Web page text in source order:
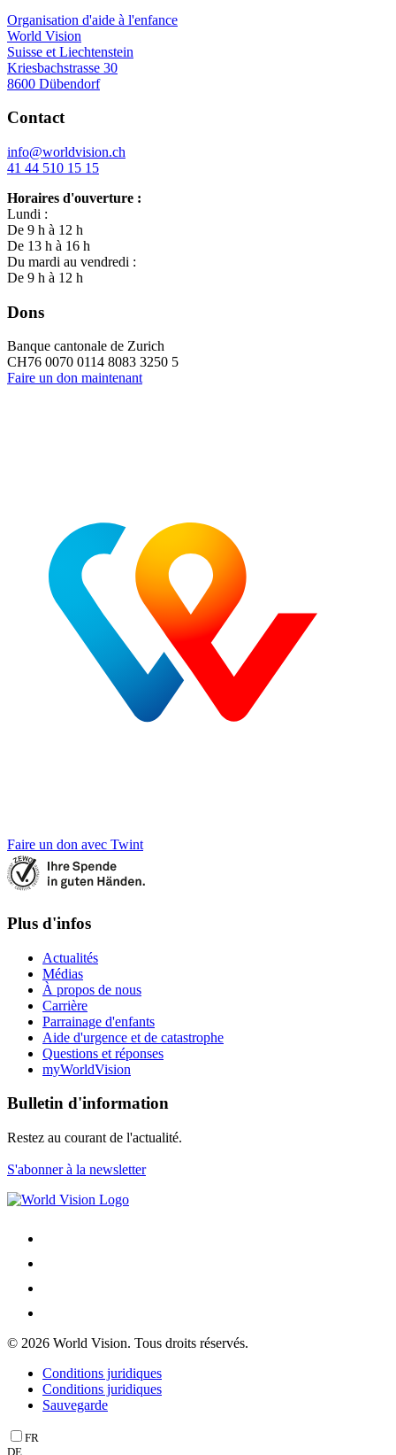
Organisation d'aide à l'enfance
World Vision
Suisse et Liechtenstein
Kriesbachstrasse 30
8600 Dübendorf
Contact
info@worldvision.ch
41 44 510 15 15
Horaires d'ouverture :
Lundi :
De 9 h à 12 h
De 13 h à 16 h
Du mardi au vendredi :
De 9 h à 12 h
Dons
Banque cantonale de Zurich
CH76 0070 0114 8083 3250 5
Faire un don maintenant
Faire un don avec Twint
Plus d'infos
Actualités
Médias
À propos de nous
Carrière
Parrainage d'enfants
Aide d'urgence et de catastrophe
Questions et réponses
myWorldVision
Bulletin d'information
Restez au courant de l'actualité.
S'abonner à la newsletter
© 2026 World Vision. Tous droits réservés.
Conditions juridiques
Conditions juridiques
Sauvegarde
FR
DE